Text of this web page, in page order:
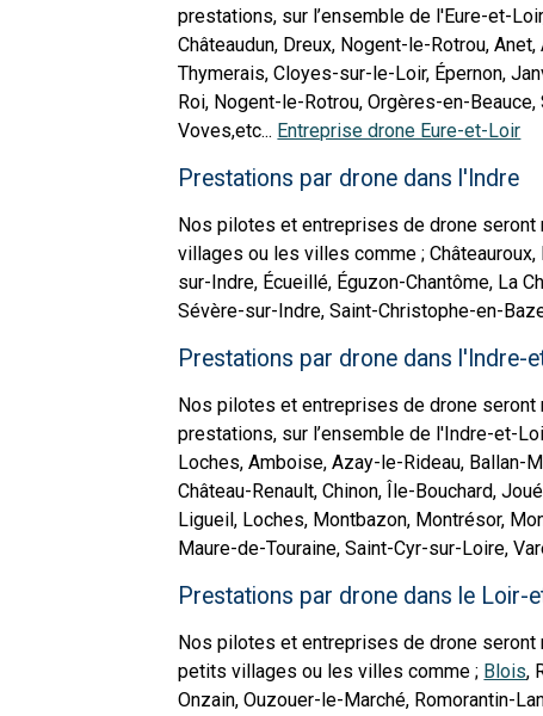
prestations, sur l’ensemble de l'Eure-et-
Châteaudun, Dreux, Nogent-le-Rotrou,
Thymerais, Cloyes-sur-le-Loir, Épernon,
Roi, Nogent-le-Rotrou, Orgères-en-
Voves,etc... Entreprise drone Eure-et-Loir
Prestations par drone dans l'Indre
Nos pilotes et entreprises de drone
villages ou les villes comme ;
sur-Indre, Écueillé, Éguzon-Chantôme, La
Sévère-sur-Indre, Saint-Christophe-en-
Prestations par drone dans l'Indre-
Nos pilotes et entreprises de drone
prestations, sur l’ensemble de l'Indre-et-
Loches, Amboise, Azay-le-Rideau, Ballan-
Château-Renault, Chinon, Île-Bouchard,
Ligueil, Loches, Montbazon, Montrésor,
Maure-de-Touraine, Saint-Cyr-sur-Loire,
Prestations par drone dans le Loir-
Nos pilotes et entreprises de drone seront
petits villages ou les villes comme ; Blois,
Onzain, Ouzouer-le-Marché, Romorantin-